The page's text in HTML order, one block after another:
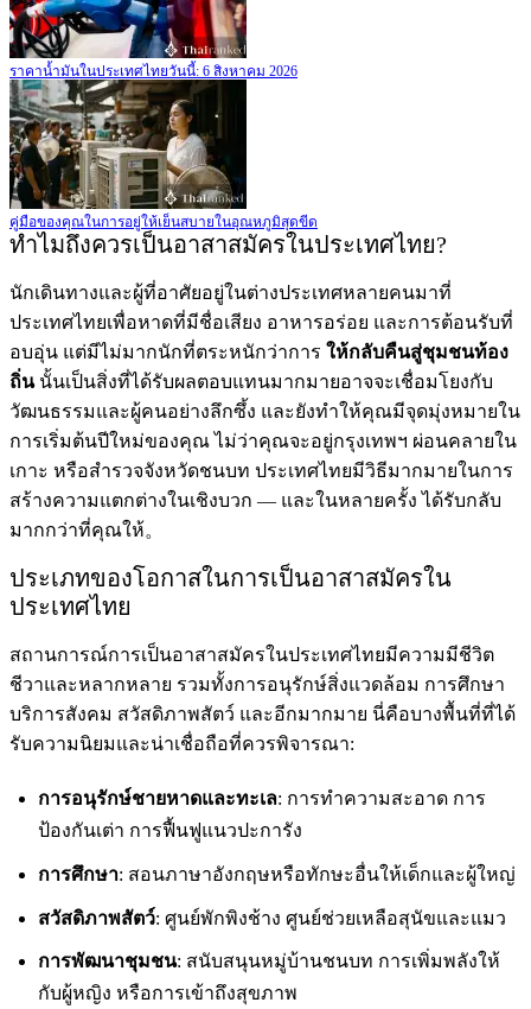
ราคาน้ำมันในประเทศไทยวันนี้: 6 สิงหาคม 2026
คู่มือของคุณในการอยู่ให้เย็นสบายในอุณหภูมิสุดขีด
ทำไมถึงควรเป็นอาสาสมัครในประเทศไทย?
นักเดินทางและผู้ที่อาศัยอยู่ในต่างประเทศหลายคนมาที่
ประเทศไทยเพื่อหาดที่มีชื่อเสียง อาหารอร่อย และการต้อนรับที่
อบอุ่น แต่มีไม่มากนักที่ตระหนักว่าการ ให้กลับคืนสู่ชุมชนท้อง
ถิ่นนั้นเป็นสิ่งที่ได้รับผลตอบแทนมากมายอาจจะเชื่อมโยงกับ
วัฒนธรรมและผู้คนอย่างลึกซึ้ง และยังทำให้คุณมีจุดมุ่งหมายใน
การเริ่มต้นปีใหม่ของคุณ ไม่ว่าคุณจะอยู่กรุงเทพฯ ผ่อนคลายใน
เกาะ หรือสำรวจจังหวัดชนบท ประเทศไทยมีวิธีมากมายในการ
สร้างความแตกต่างในเชิงบวก — และในหลายครั้ง ได้รับกลับ
มากกว่าที่คุณให้。
ประเภทของโอกาสในการเป็นอาสาสมัครใน
ประเทศไทย
สถานการณ์การเป็นอาสาสมัครในประเทศไทยมีความมีชีวิต
ชีวาและหลากหลาย รวมทั้งการอนุรักษ์สิ่งแวดล้อม การศึกษา
บริการสังคม สวัสดิภาพสัตว์ และอีกมากมาย นี่คือบางพื้นที่ที่ได้
รับความนิยมและน่าเชื่อถือที่ควรพิจารณา:
การอนุรักษ์ชายหาดและทะเล: การทำความสะอาด การ
ป้องกันเต่า การฟื้นฟูแนวปะการัง
การศึกษา: สอนภาษาอังกฤษหรือทักษะอื่นให้เด็กและผู้ใหญ่
สวัสดิภาพสัตว์: ศูนย์พักพิงช้าง ศูนย์ช่วยเหลือสุนัขและแมว
การพัฒนาชุมชน: สนับสนุนหมู่บ้านชนบท การเพิ่มพลังให้
กับผู้หญิง หรือการเข้าถึงสุขภาพ